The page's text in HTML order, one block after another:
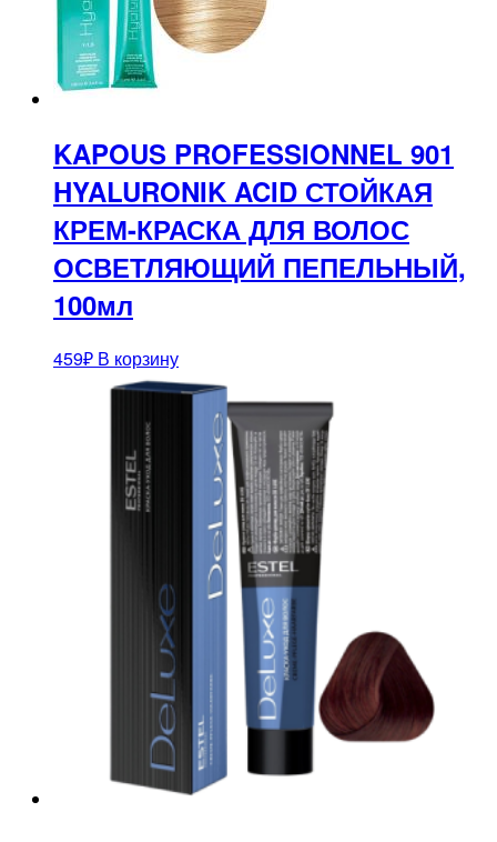
KAPOUS PROFESSIONNEL 901
HYALURONIK ACID СТОЙКАЯ
КРЕМ-КРАСКА ДЛЯ ВОЛОС
ОСВЕТЛЯЮЩИЙ ПЕПЕЛЬНЫЙ,
100мл
459₽ В корзину